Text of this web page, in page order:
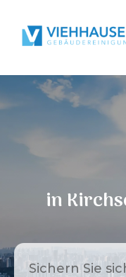
in
Sichern Sie